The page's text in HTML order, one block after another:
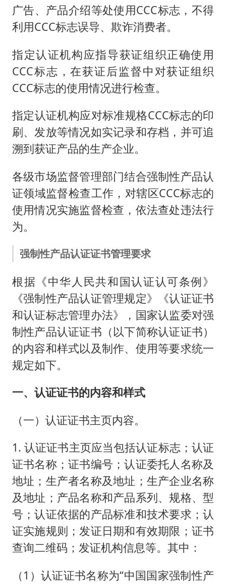
广告、产品介绍等处使用CCC标志，不得
利用CCC标志误导、欺诈消费者。
指定认证机构应指导获证组织正确使用
CCC标志，在获证后监督中对获证组织
CCC标志的使用情况进行检查。
指定认证机构应对标准规格CCC标志的印
刷、发放等情况如实记录和存档，并可追
溯到获证产品的生产企业。
各级市场监督管理部门结合强制性产品认
证领域监督检查工作，对辖区CCC标志的
使用情况实施监督检查，依法查处违法行
为。
强制性产品认证证书管理要求
根据《中华人民共和国认证认可条例》
《强制性产品认证管理规定》《认证证书
和认证标志管理办法》，国家认监委对强
制性产品认证证书（以下简称认证证书）
的内容和样式以及制作、使用等要求统一
规定如下。
一、认证证书的内容和样式
（一）认证证书主页内容。
1. 认证证书主页应当包括认证标志；认证
证书名称；证书编号；认证委托人名称及
地址；生产者名称及地址；生产企业名称
及地址；产品名称和产品系列、规格、型
号；认证依据的产品标准和技术要求；认
证实施规则；发证日期和有效期限；证书
查询二维码；发证机构信息等。其中：
（1）认证证书名称为“中国国家强制性产